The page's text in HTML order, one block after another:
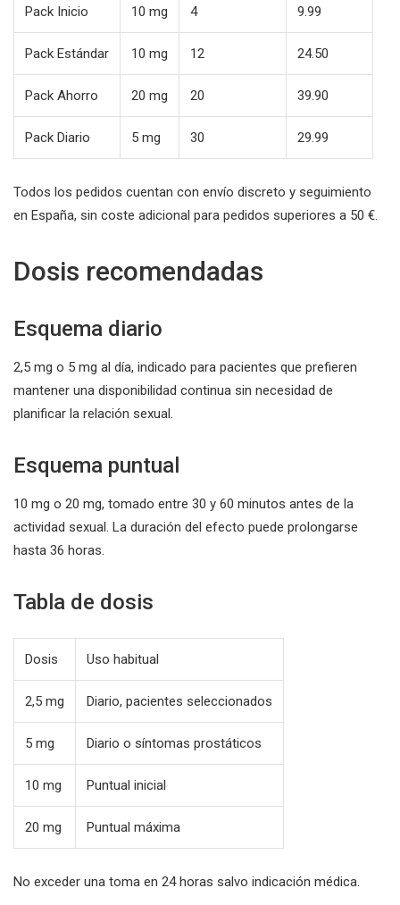
Pack Inicio 10 mg 4 9.99
Pack Estándar 10 mg 12 24.50
Pack Ahorro 20 mg 20 39.90
Pack Diario 5 mg 30 29.99
Todos los pedidos cuentan con envío discreto y seguimiento
en España, sin coste adicional para pedidos superiores a 50 €.
Dosis recomendadas
Esquema diario
2,5 mg o 5 mg al día, indicado para pacientes que prefieren
mantener una disponibilidad continua sin necesidad de
planificar la relación sexual.
Esquema puntual
10 mg o 20 mg, tomado entre 30 y 60 minutos antes de la
actividad sexual. La duración del efecto puede prolongarse
hasta 36 horas.
Tabla de dosis
Dosis Uso habitual
2,5 mg Diario, pacientes seleccionados
5 mg Diario o síntomas prostáticos
10 mg Puntual inicial
20 mg Puntual máxima
No exceder una toma en 24 horas salvo indicación médica.